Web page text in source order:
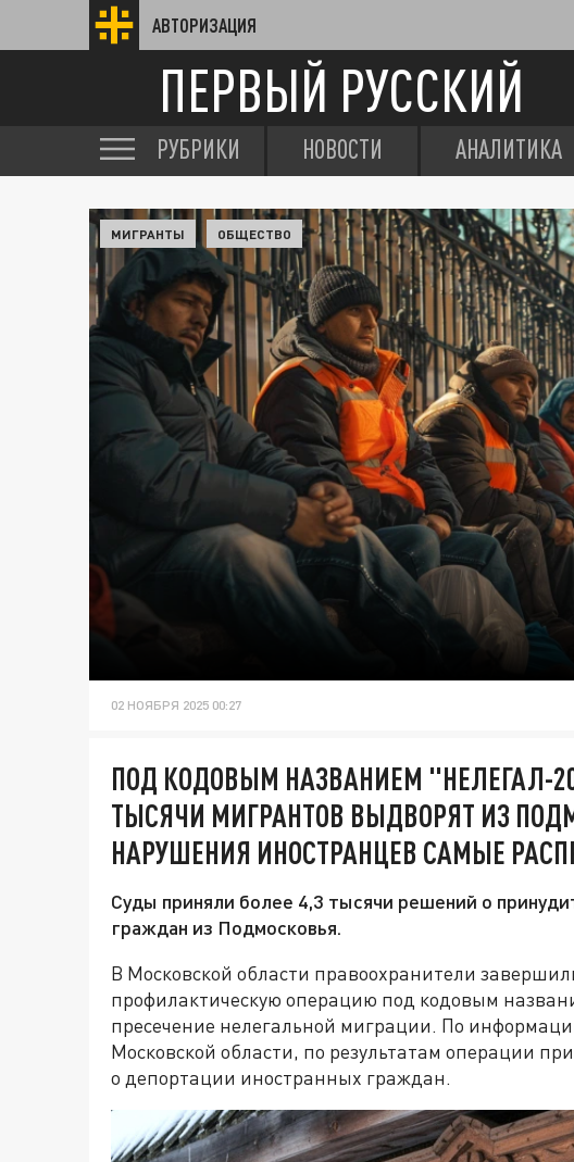
АВТОРИЗАЦИЯ
ПЕРВЫЙ РУССКИЙ
РУБРИКИ НОВОСТИ АНАЛИТИКА
МИГРАНТЫ ОБЩЕСТВО
02 НОЯБРЯ 2025 00:27
ПОД КОДОВЫМ НАЗВАНИЕМ "НЕЛЕГАЛ-
ТЫСЯЧИ МИГРАНТОВ ВЫДВОРЯТ ИЗ
НАРУШЕНИЯ ИНОСТРАНЦЕВ САМЫЕ
Суды приняли более 4,3 тысячи решений о
граждан из Подмосковья.
В Московской области правоохранители
профилактическую операцию под кодовым
пресечение нелегальной миграции. По
Московской области, по результатам операции
о депортации иностранных граждан.